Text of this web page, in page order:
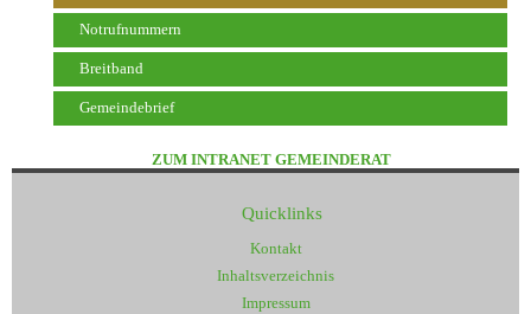
Notrufnummern
Breitband
Gemeindebrief
ZUM INTRANET GEMEINDERAT
Quicklinks
Kontakt
Inhaltsverzeichnis
Impressum